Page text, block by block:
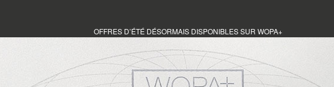
OFFRES D’ÉTÉ DÉSORMAIS DISPONIBLES SUR WOPA+